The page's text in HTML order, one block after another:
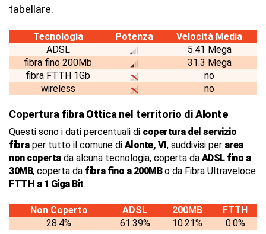
tabellare.
Tecnologia Potenza
Velocità Media
ADSL
5.41 Mega
fibra fino 200Mb
31.3 Mega
fibra FTTH 1Gb
no
wireless
no
Copertura fibra Ottica nel territorio diAlonte
Questi sono i dati percentuali di copertura del servizio
fibraper tutto il comune di Alonte, VI, suddivisi per area
non copertada alcuna tecnologia, coperta da ADSL fino a
30MB, coperta da fibra fino a 200MBo da Fibra Ultraveloce
FTTH a 1 Giga Bit.
Non Coperto ADSL 200MB
FTTH
28.4%
61.39% 10.21% 0.0%